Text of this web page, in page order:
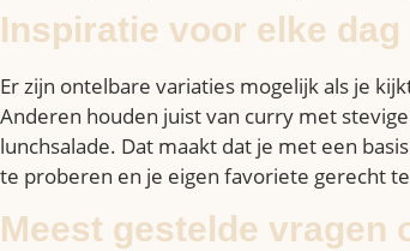
Inspiratie voor elke dag
Er zijn ontelbare variaties mogelijk als je
Anderen houden juist van curry met
lunchsalade. Dat maakt dat je met een
te proberen en je eigen favoriete gerecht
Meest gestelde vragen